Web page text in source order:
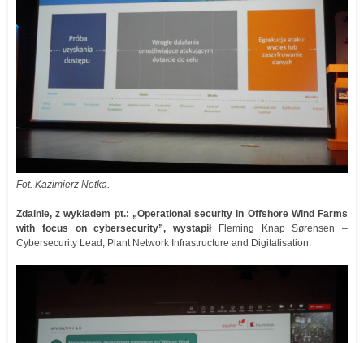
Fot. Kazimierz Netka.
Zdalnie, z wykładem pt.: „Operational security in Offshore Wind Farms
with focus on cybersecurity”, wystapił
Fleming Knap Sørensen –
Cybersecurity Lead, Plant Network Infrastructure and Digitalisation: